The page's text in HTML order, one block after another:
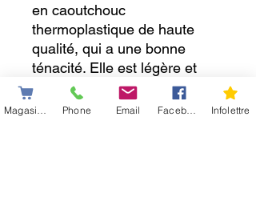
en caoutchouc
thermoplastique de haute
qualité, qui a une bonne
ténacité. Elle est légère et
durable, de forme élégante et
longue durée de vie.La zone
Phone Email Infolettre